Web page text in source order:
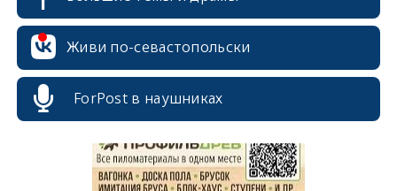
Живи по-севастопольски
ForPost в наушниках
erid: 2SDnjdPjgYS